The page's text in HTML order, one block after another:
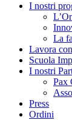
I nostri
La
Lavora
Scuola
I nostri
Pax
Press
Ordini